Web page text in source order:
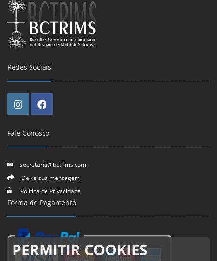
Redes Sociais
Fale Conosco
secretaria@bctrims.com
Deixe sua mensagem
Política de Privacidade
Forma de Pagamento
PERMITIR COOKIES